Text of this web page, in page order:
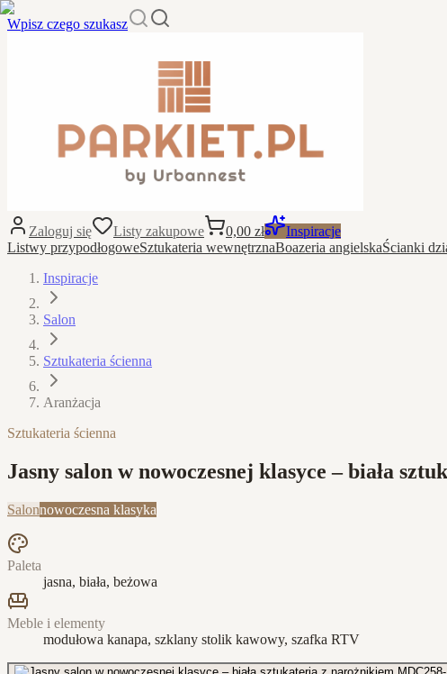
Wpisz czego szukasz
Zaloguj się Listy zakupowe 0,00 zł
Inspiracje
Listwy przypodłogoweSztukateria wewnętrznaBoazeria angielskaŚcianki
Inspiracje
Salon
Sztukateria ścienna
Aranżacja
Sztukateria ścienna
Jasny salon w nowoczesnej klasyce – biała
Salonnowoczesna klasyka
Paleta
jasna, biała, beżowa
Meble i elementy
modułowa kanapa, szklany stolik kawowy, szafka RTV